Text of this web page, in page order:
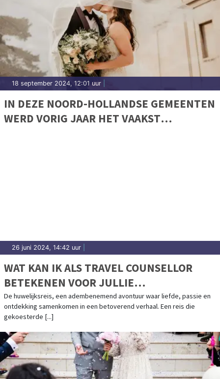
18 september 2024, 12:01 uur
IN DEZE NOORD-HOLLANDSE GEMEENTEN
WERD VORIG JAAR HET VAAKST
26 juni 2024, 14:42 uur
WAT KAN IK ALS TRAVEL COUNSELLOR
BETEKENEN VOOR JULLIE
HUWELIJKSREIS?
De huwelijksreis, een adembenemend avontuur waar liefde, passie en
ontdekking samenkomen in een betoverend verhaal. Een reis die
gekoesterde [...]